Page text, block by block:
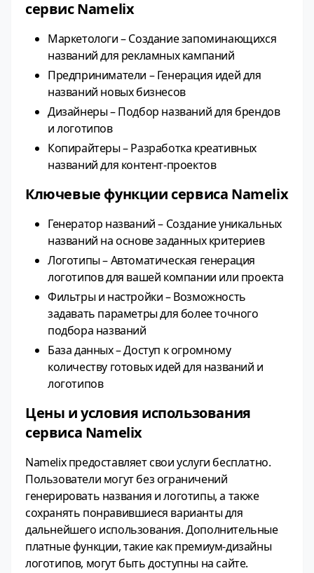
сервис Namelix
Маркетологи – Создание запоминающихся
названий для рекламных кампаний
Предприниматели – Генерация идей для
названий новых бизнесов
Дизайнеры – Подбор названий для брендов
и логотипов
Копирайтеры – Разработка креативных
названий для контент-проектов
Ключевые функции сервиса Namelix
Генератор названий – Создание уникальных
названий на основе заданных критериев
Логотипы – Автоматическая генерация
логотипов для вашей компании или проекта
Фильтры и настройки – Возможность
задавать параметры для более точного
подбора названий
База данных – Доступ к огромному
количеству готовых идей для названий и
логотипов
Цены и условия использования
сервиса Namelix
Namelix предоставляет свои услуги бесплатно.
Пользователи могут без ограничений
генерировать названия и логотипы, а также
сохранять понравившиеся варианты для
дальнейшего использования. Дополнительные
платные функции, такие как премиум-дизайны
логотипов, могут быть доступны на сайте.